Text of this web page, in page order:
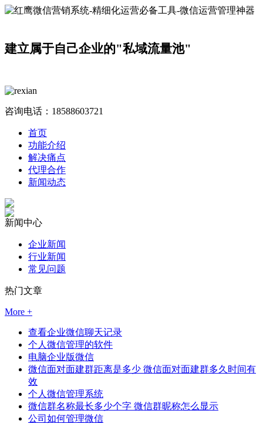
建立属于自己企业的"私域流量池"
咨询电话： 18588603721
首页
功能介绍
解决痛点
代理合作
新闻动态
新闻中心
企业新闻
行业新闻
常见问题
热门文章
More +
查看企业微信聊天记录
个人微信管理的软件
电脑企业版微信
微信面对面建群距离是多少 微信面对面建群多久时间有
效
个人微信管理系统
微信群名称最长多少个字 微信群昵称怎么显示
公司如何管理微信